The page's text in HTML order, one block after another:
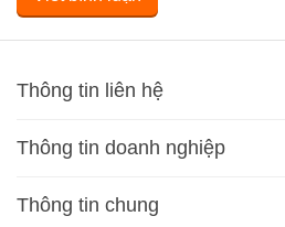
Thông tin liên hệ
Thông tin doanh nghiệp
Thông tin chung